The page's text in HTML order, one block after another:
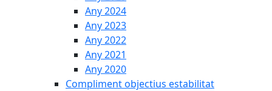
Any 2024
Any 2023
Any 2022
Any 2021
Any 2020
Compliment objectius estabilitat